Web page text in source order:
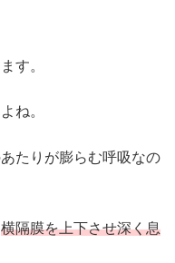
す。
ね。
たりが膨らむ呼吸なの
横隔膜を上下させ深く息